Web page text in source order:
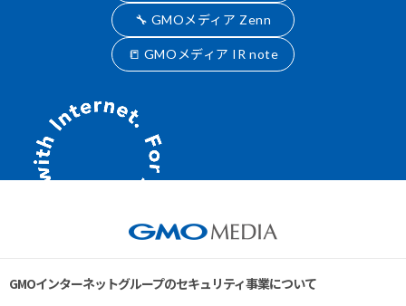
🔧 GMOメディア Zenn
📒 GMOメディア IR note
GMOインターネットグループのセキュリティ事業について